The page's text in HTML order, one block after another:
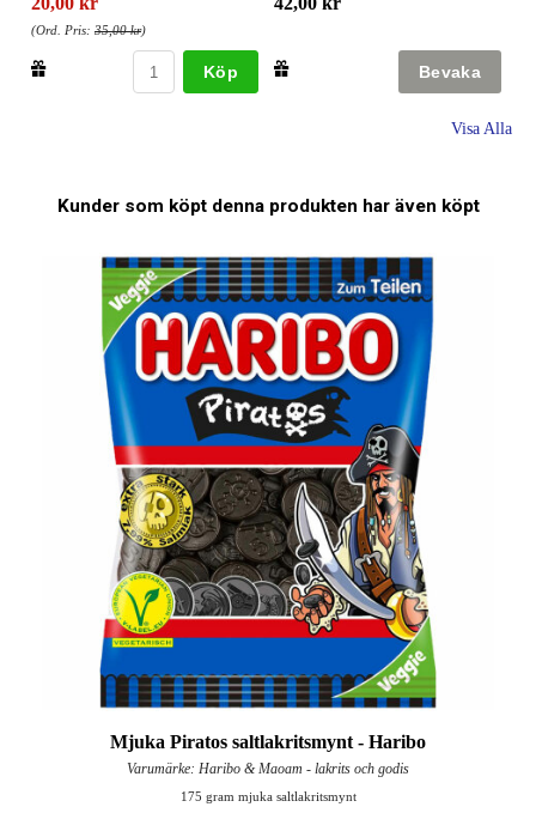
(Ord. Pris: 35,00 kr)
Köp
Visa Alla
Kunder som köpt denna produkten har även köpt
Mjuka Piratos saltlakritsmynt - Haribo
Varumärke: Haribo & Maoam - lakrits och godis
175 gram mjuka saltlakritsmynt